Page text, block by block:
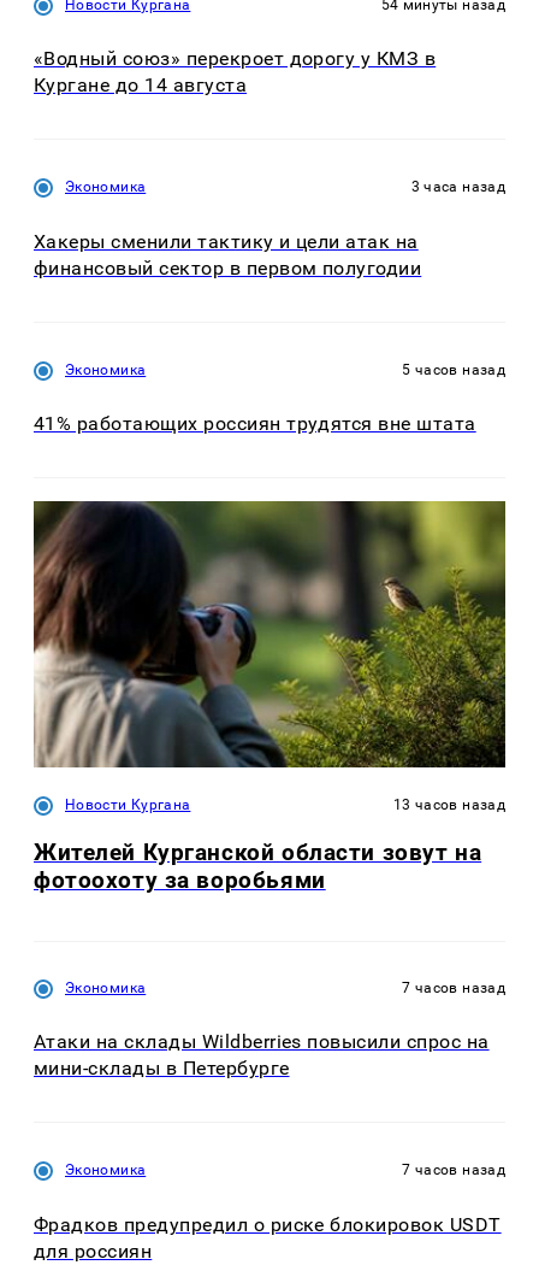
Новости Кургана 54 минуты назад
«Водный союз» перекроет дорогу у КМЗ в
Кургане до 14 августа
Экономика 3 часа назад
Хакеры сменили тактику и цели атак на
финансовый сектор в первом полугодии
Экономика 5 часов назад
41% работающих россиян трудятся вне штата
Новости Кургана 13 часов назад
Жителей Курганской области зовут на
фотоохоту за воробьями
Экономика 7 часов назад
Атаки на склады Wildberries повысили спрос на
мини-склады в Петербурге
Экономика 7 часов назад
Фрадков предупредил о риске блокировок USDT
для россиян